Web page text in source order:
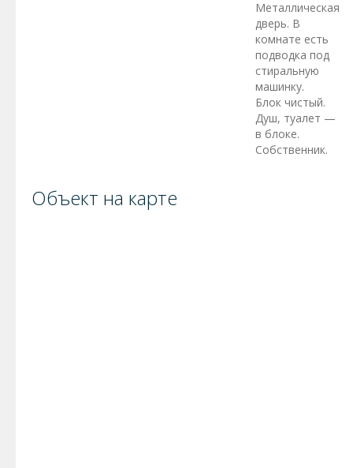
Металлическая
дверь. В
комнате есть
подводка под
стиральную
машинку.
Блок чистый.
Душ, туалет —
в блоке.
Собственник.
Объект на карте